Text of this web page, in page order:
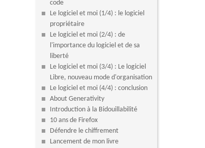
code
Le logiciel et moi (1/4) : le logiciel
propriétaire
Le logiciel et moi (2/4) : de
l'importance du logiciel et de sa
liberté
Le logiciel et moi (3/4) : Le logiciel
Libre, nouveau mode d'organisation
Le logiciel et moi (4/4) : conclusion
About Generativity
Introduction à la Bidouillabilité
10 ans de Firefox
Défendre le chiffrement
Lancement de mon livre